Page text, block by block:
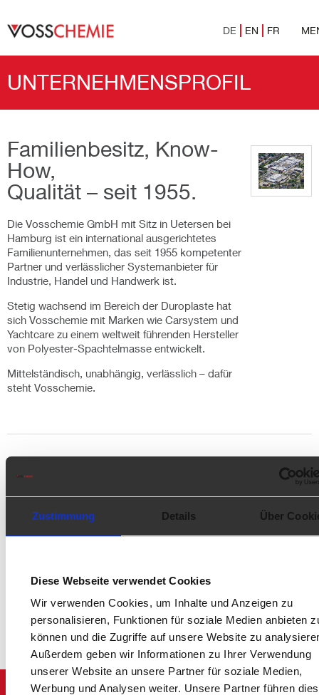
Zustimmung Details Über
Diese Webseite verwendet Cookies
Wir verwenden Cookies, um Inhalte und Anzeigen zu
personalisieren, Funktionen für soziale Medien anbieten
können und die Zugriffe auf unsere Website zu
Außerdem geben wir Informationen zu Ihrer Verwendung
unserer Website an unsere Partner für soziale Medien,
Werbung und Analysen weiter. Unsere Partner führen
DE EN FR
UNTERNEHMENSPROFIL
Familienbesitz, Know-
How,
Qualität – seit 1955.
Die Vosschemie GmbH mit Sitz in Uetersen bei
Hamburg ist ein international ausgerichtetes
Familienunternehmen, das seit 1955 kompetenter
Partner und verlässlicher Systemanbieter für
Industrie, Handel und Handwerk ist.
Stetig wachsend im Bereich der Duroplaste hat
sich Vosschemie mit Marken wie Carsystem und
Yachtcare zu einem weltweit führenden Hersteller
von Polyester-Spachtelmasse entwickelt.
Mittelständisch, unabhängig, verlässlich – dafür
steht Vosschemie.
Industriezweigen Automotive, Aerospace, Composites, Energie
sowie Farbe & Lack, aber ebenso Handelsunternehmen mit DIY-
Sortimenten in den Bereichen Bauchemie, Bootsrefit und
dem hohen Anteil an Eigenentwicklung und Eigenproduktion,
der klaren Positionierung als Qualitätsführer in unserem
Marktsegment.
VOSSCHEMIE AUF EINEN BLICK